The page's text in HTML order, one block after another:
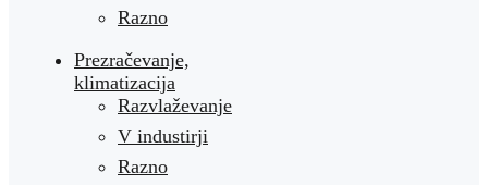
Razno
Prezračevanje,
klimatizacija
Razvlaževanje
V industirji
Razno